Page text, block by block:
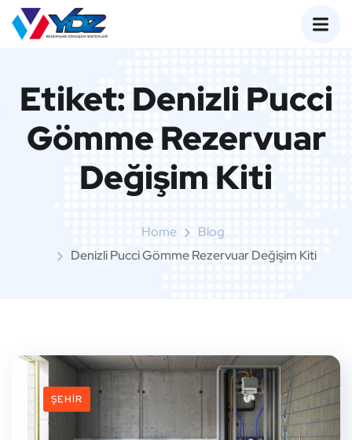
Etiket:Denizli Pucci
Gömme Rezervuar
Değişim Kiti
Home
Blog
Denizli Pucci Gömme Rezervuar Değişim Kiti
ŞEHIR